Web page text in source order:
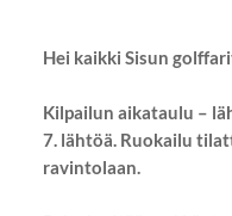
Hei kaikki Sisun
Kilpailun aikataulu – l
7. lähtöä. Ruokailu
ravintolaan.